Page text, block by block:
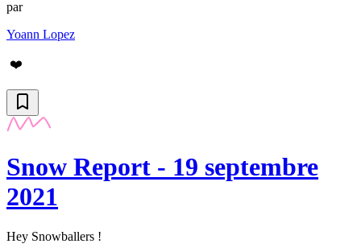
par
Yoann Lopez
❤️
Snow Report - 19 septembre
2021
Hey Snowballers !